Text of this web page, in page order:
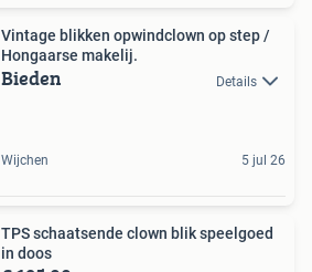
Vintage blikken opwindclown op step /
Hongaarse makelij.
Bieden Details
Wijchen 5 jul 26
TPS schaatsende clown blik speelgoed
in doos